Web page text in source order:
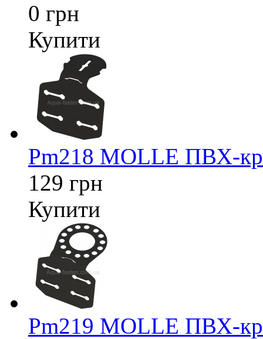
0 грн
Купити
Pm218 MOLLE ПВХ-
129 грн
Купити
Pm219 MOLLE ПВХ-